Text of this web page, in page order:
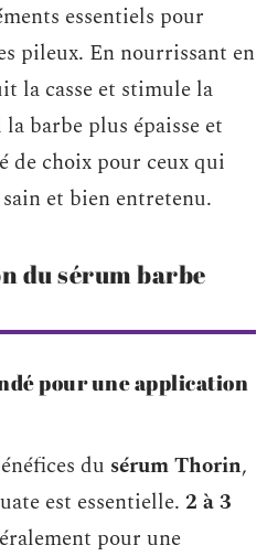
essentiels pour
pileux. En nourrissant en
la casse et stimule la
barbe plus épaisse et
de choix pour ceux qui
et bien entretenu.
du sérum barbe
pour une application
du sérum Thorin,
est essentielle. 2 à 3
pour une